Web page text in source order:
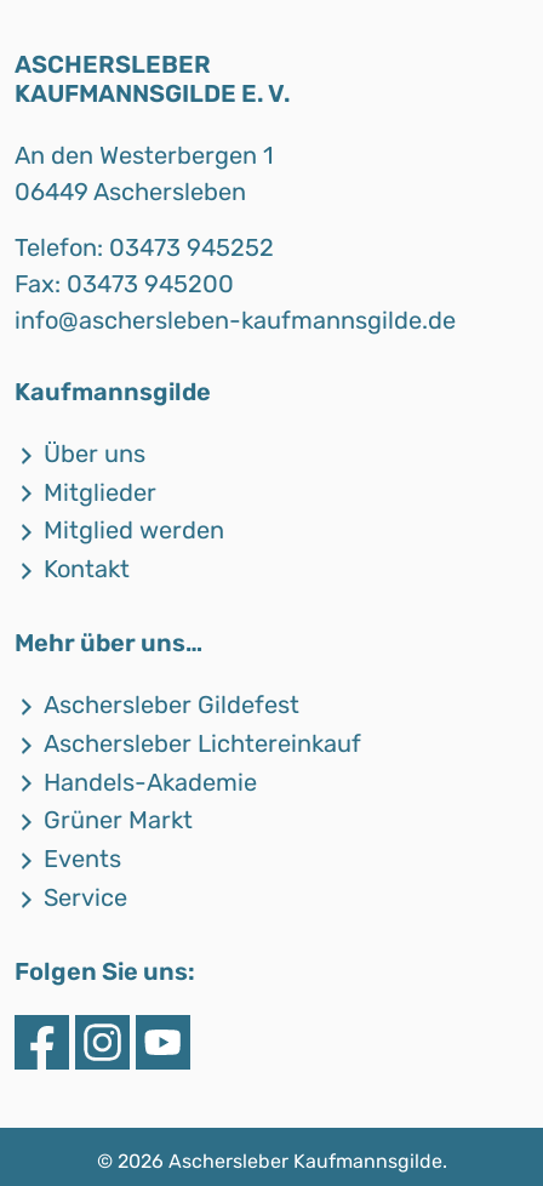
ASCHERSLEBER
KAUFMANNSGILDE E. V.
An den Westerbergen 1
06449 Aschersleben
Telefon: 03473 945252
Fax: 03473 945200
info@aschersleben-kaufmannsgilde.de
Kaufmannsgilde
Über uns
Mitglieder
Mitglied werden
Kontakt
Mehr über uns…
Aschersleber Gildefest
Aschersleber Lichtereinkauf
Handels-Akademie
Grüner Markt
Events
Service
Folgen Sie uns:
© 2026 Aschersleber Kaufmannsgilde.